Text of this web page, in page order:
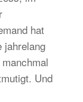
hat
jahrelang
Und